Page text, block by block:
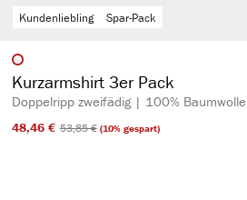
Kundenliebling Spar-Pack
Artikelfarbe
Kurzarmshirt 3er Pack
Doppelripp zweifädig | 100% Baumwolle
48,46 €​ 53,85 €​(10% gespart)